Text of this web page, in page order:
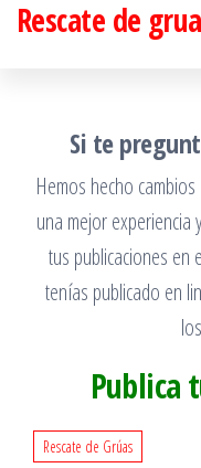
SaltarRescate de
Si te
Hemos hecho
una mejor experiencia
tus publicaciones en
tenías publicado en
Publica
Rescate de Grúas